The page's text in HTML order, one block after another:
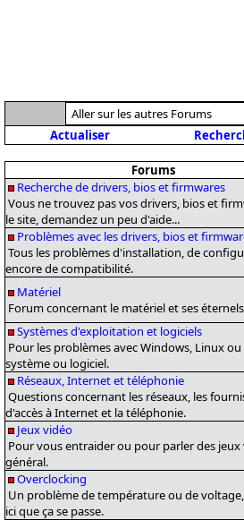
Actualiser
Forums
Recherche de drivers, bios et firmwares
Vous ne trouvez pas vos drivers, bios et
le site, demandez un peu d'aide...
Problèmes avec les drivers, bios et
Tous les problèmes d'installation, de
encore de compatibilité.
Matériel
Forum concernant le matériel et ses
Systèmes d'exploitation et logiciels
Pour les problèmes avec Windows, Linux
système ou logiciel.
Réseaux, Internet et téléphonie
Questions concernant les réseaux, les
d'accès à Internet et la téléphonie.
Jeux vidéo
Pour vous entraider ou pour parler des jeux
général.
Overclocking
Un problème de température ou de
ici que ça se passe.